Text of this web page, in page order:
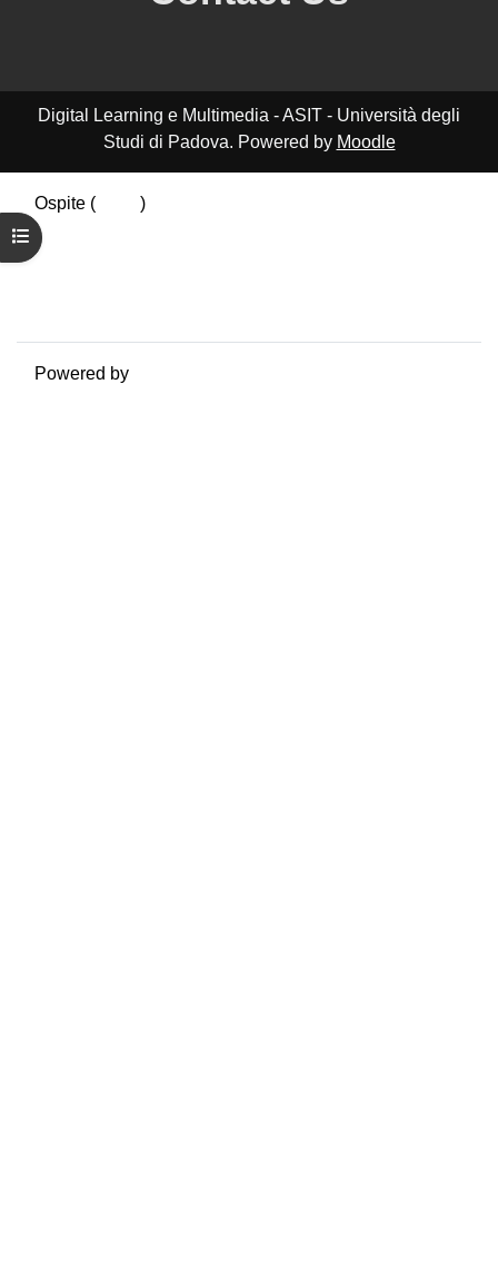
Apri indice del corso
Digital Learning e Multimedia - ASIT - Università degli
Studi di Padova. Powered by Moodle
Ospite (
)
Riepilogo della conservazione dei dati
Politiche
Powered by